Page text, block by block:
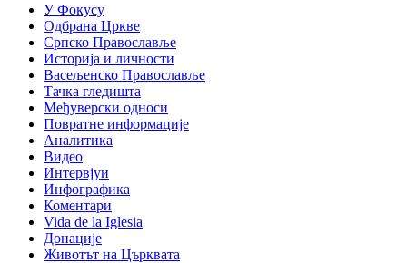
У Фокусу
Одбрана Цркве
Српско Православље
Историја и личности
Васељенско Православље
Тачка гледишта
Међуверски односи
Повратне информације
Аналитика
Видео
Интервјуи
Инфографика
Коментари
Vida de la Iglesia
Донације
Животът на Църквата